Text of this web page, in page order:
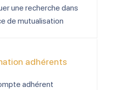
une recherche dans
de mutualisation
adhérents
adhérent